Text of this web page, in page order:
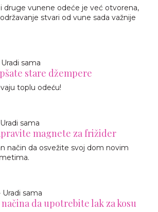
druge vunene odeće je već otvorena,
stvari od vune sada važnije
sama
stare džempere
toplu odeću!
sama
magnete za frižider
način da osvežite svoj dom novim
Uradi sama
da upotrebite lak za kosu